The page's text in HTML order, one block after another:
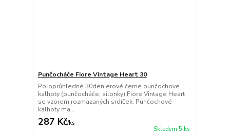
Punčocháče Fiore Vintage Heart 30
Poloprůhledné 30denierové černé punčochové
kalhoty (punčocháče, silonky) Fiore Vintage Heart
se vzorem rozmazaných srdíček. Punčochové
kalhoty ma...
287 Kč/ks
Skladem 5 ks